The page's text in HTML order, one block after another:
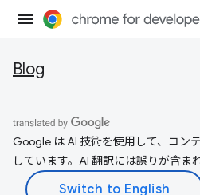
Blog
Google は AI 技術を使用して、コン
しています。AI 翻訳には誤りが含ま